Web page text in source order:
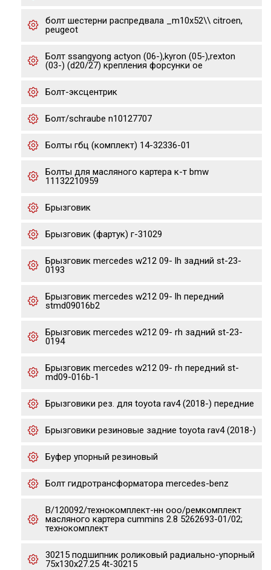
болт шестерни распредвала _m10x52\\ citroen,
peugeot
Болт ssangyong actyon (06-),kyron (05-),rexton
(03-) (d20/27) крепления форсунки oe
Болт-эксцентрик
Болт/schraube n10127707
Болты гбц (комплект) 14-32336-01
Болты для масляного картера к-т bmw
11132210959
Брызговик
Брызговик (фартук) г-31029
Брызговик mercedes w212 09- lh задний st-23-
0193
Брызговик mercedes w212 09- lh передний
stmd09016b2
Брызговик mercedes w212 09- rh задний st-23-
0194
Брызговик mercedes w212 09- rh передний st-
md09-016b-1
Брызговики рез. для toyota rav4 (2018-) передние
Брызговики резиновые задние toyota rav4 (2018-)
Буфер упорный резиновый
Бoлт гидpотрансфоpматора mеrcеdеs-bеnz
В/120092/технокомплект-нн ооо/ремкомплект
масляного картера сummins 2.8 5262693-01/02;
технокомплект
30215 подшипник роликовый радиально-упорный
75x130x27.25 4t-30215